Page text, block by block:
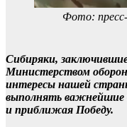
Фото:
Сибиряки,
Министерством
интересы нашей
выполнять важнейшие
и приближая Победу.